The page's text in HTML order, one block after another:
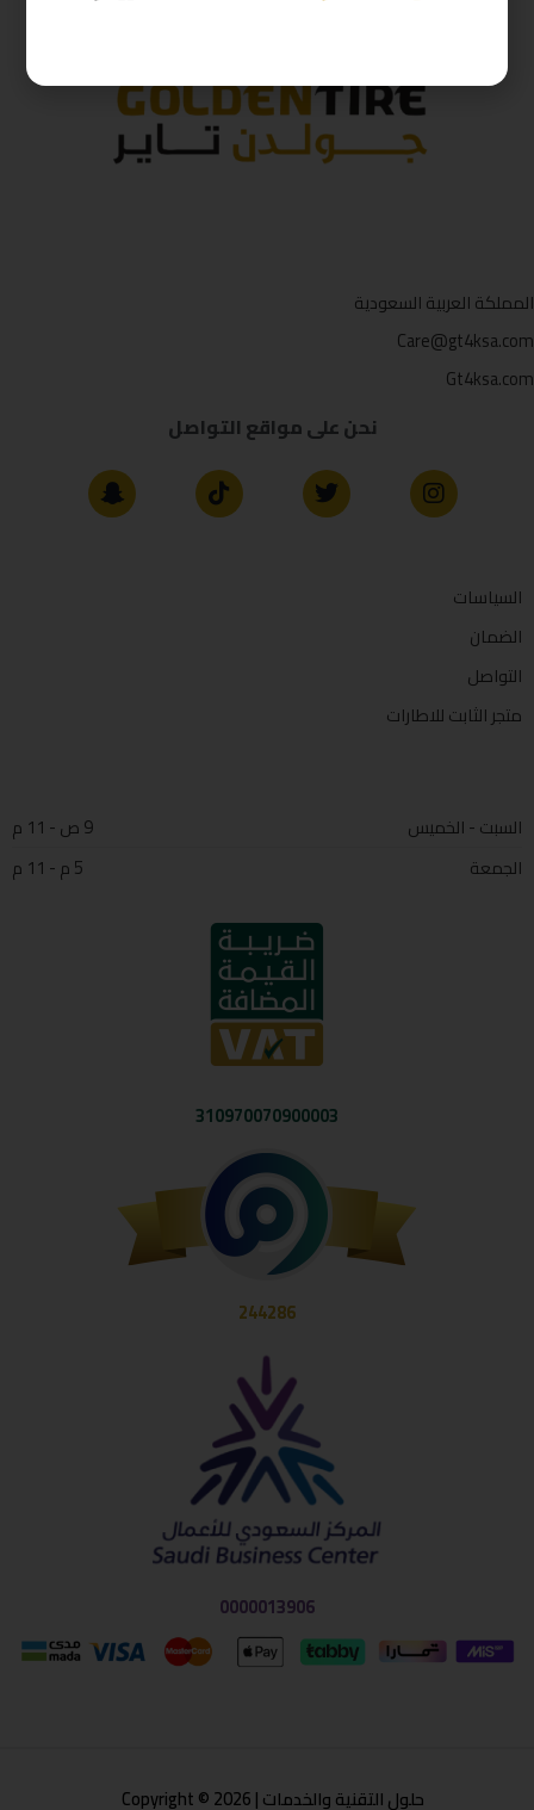
المملكة العربية السعودية
Care@gt4ksa.com
Gt4ksa.com
نحن على مواقع التواصل
السياسات
الضمان
التواصل
متجر الثابت للاطارات
السبت - الخميس
9 ص - 11 م
الجمعة
5 م - 11 م
310970070900003
244286
0000013906
حلول التقنية والخدمات | Copyright © 2026